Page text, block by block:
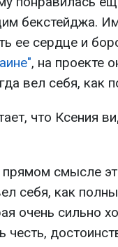
бекстейджа.
ее сердце и
, на проекте
вел себя, как
что Ксения
смысле
себя, как
очень сильно
честь,